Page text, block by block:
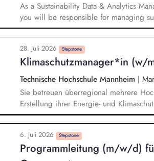
As a Sustainability Data & Analytics
you will be responsible for managing
sustainability requirements into data,
responsible for the functional
landscapes, including SAP MM/BW,
and Sedex, ensuring that sustainability-
and readily available for use. You will
international sustainability activities in
the implementation status of
28. Juli 2026 Stepstone
Klimaschutzmanager*in (w/
Technische Hochschule Mannheim |
Sie betreuen überregional mehrere
Erstellung ihrer Energie- und
zu betreuenden Hochschulen mit und
stellen insbesondere für baulich/
zum Gebäudeeigentümer dar und
Maßnahmenkatalog. Sie unterstützen
6. Juli 2026 Stepstone
Programmleitung (m/w/d)